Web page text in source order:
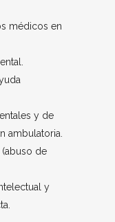
médicos en
y de
ambulatoria.
de
y